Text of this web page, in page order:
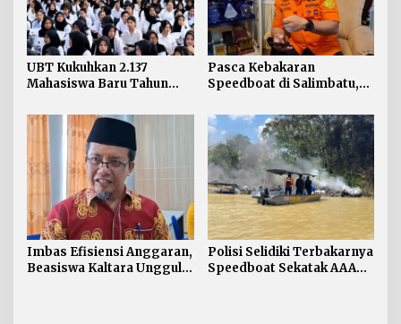
UBT Kukuhkan 2.137
Mahasiswa Baru Tahun
Pasca Kebakaran
Speedboat di Salimbatu,
Pentingnya Standar
Keselamatan
Imbas Efisiensi Anggaran,
Beasiswa Kaltara Unggul
Polisi Selidiki Terbakarnya
Speedboat Sekatak AAA